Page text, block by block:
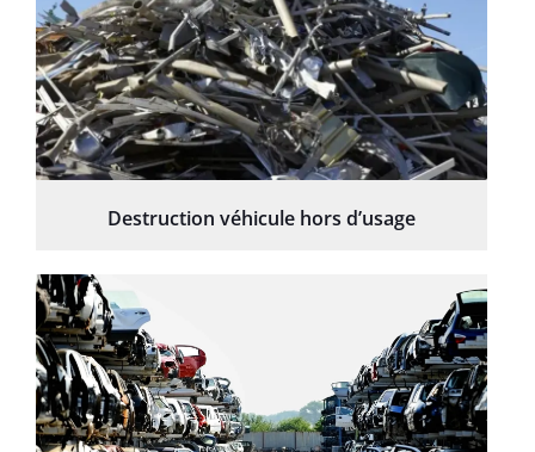
Destruction véhicule hors d’usage